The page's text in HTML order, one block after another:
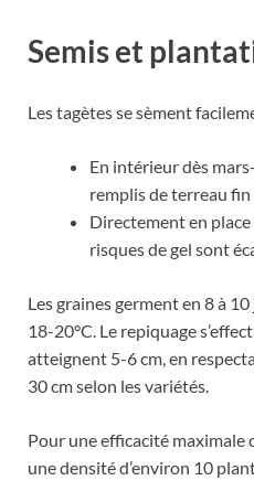
Semis et
Les tagètes se sèment
En intérieur dès
remplis de terreau fin
Directement en
risques de gel sont
Les graines germent en 8 à
18-20°C. Le repiquage
atteignent 5-6 cm, en
30 cm selon les variétés.
Pour une efficacité maximale
une densité d’environ 10